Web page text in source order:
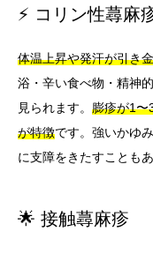
⚡ コリン性蕁麻
体温上昇や発汗が引き
浴・辛い食べ物・精神
見られます。 膨疹が1〜
が特徴です。強いかゆ
に支障をきたすこともあ
🌟 接触蕁麻疹